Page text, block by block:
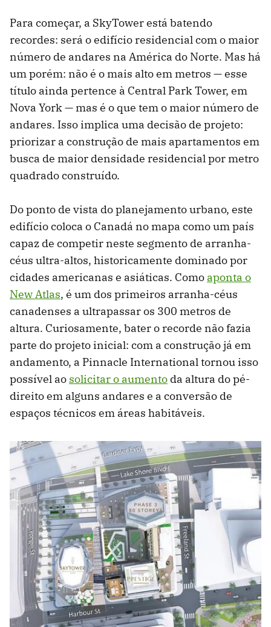
Para começar, a SkyTower está batendo
recordes: será o edifício residencial com o maior
número de andares na América do Norte. Mas há
um porém: não é o mais alto em metros — esse
título ainda pertence à Central Park Tower, em
Nova York — mas é o que tem o maior número de
andares. Isso implica uma decisão de projeto:
priorizar a construção de mais apartamentos em
busca de maior densidade residencial por metro
quadrado construído.
Do ponto de vista do planejamento urbano, este
edifício coloca o Canadá no mapa como um país
capaz de competir neste segmento de arranha-
céus ultra-altos, historicamente dominado por
cidades americanas e asiáticas. Como aponta o
New Atlas, é um dos primeiros arranha-céus
canadenses a ultrapassar os 300 metros de
altura. Curiosamente, bater o recorde não fazia
parte do projeto inicial: com a construção já em
andamento, a Pinnacle International tornou isso
possível ao solicitar o aumento da altura do pé-
direito em alguns andares e a conversão de
espaços técnicos em áreas habitáveis.